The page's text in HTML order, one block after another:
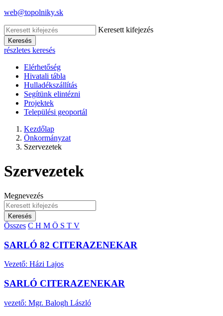
web@topolniky.sk
Keresett kifejezés
Keresés
részletes keresés
Elérhetőség
Hivatali tábla
Hulladékszállítás
Segítünk elintézni
Projektek
Települési geoportál
Kezdőlap
Önkormányzat
Szervezetek
Szervezetek
Megnevezés
Keresés
Összes C H M Ö S T V
SARLÓ 82 CITERAZENEKAR
Vezető: Házi Lajos
SARLÓ CITERAZENEKAR
vezető: Mgr. Balogh László